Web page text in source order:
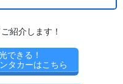
紹介します！
できる！
タカーはこちら